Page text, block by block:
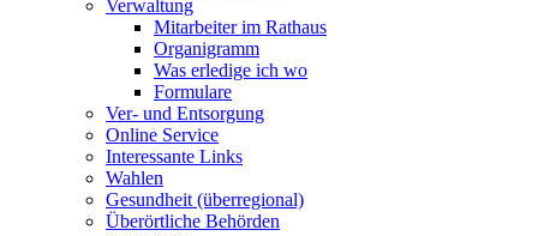
Verwaltung
Mitarbeiter im Rathaus
Organigramm
Was erledige ich wo
Formulare
Ver- und Entsorgung
Online Service
Interessante Links
Wahlen
Gesundheit (überregional)
Überörtliche Behörden